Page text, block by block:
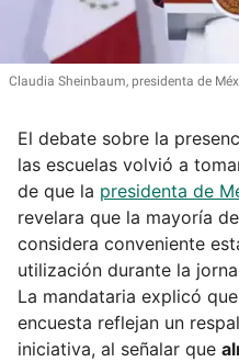
Claudia Sheinbaum, presidenta de
El debate sobre la
las escuelas volvió a
de que la presidenta de
revelara que la mayoría
considera conveniente
utilización durante la
La mandataria explicó
encuesta reflejan un
iniciativa, al señalar que